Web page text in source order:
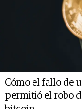
Cómo el fallo de
permitió el robo